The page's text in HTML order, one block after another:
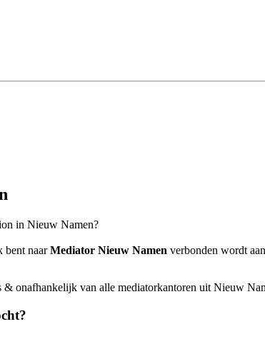
in Nieuw Namen?
bent naarMediator Nieuw Namen verbonden wordt
& onafhankelijk van alle mediatorkantoren uit Nieuw